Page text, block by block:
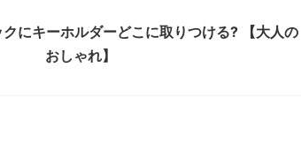
クにキーホルダーどこに取りつける? 【大人の
おしゃれ】